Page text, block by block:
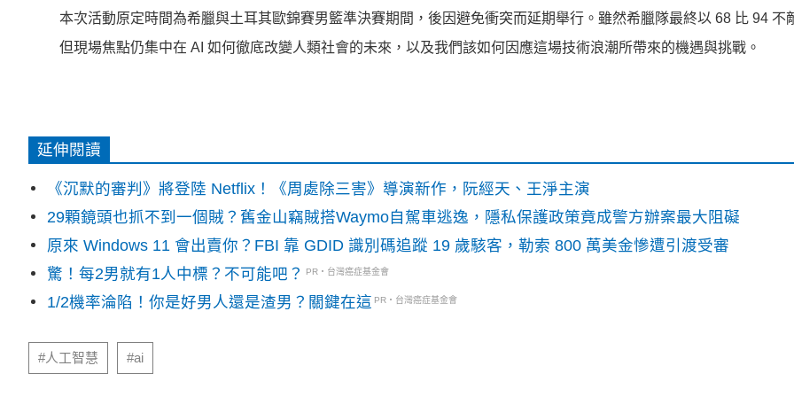
本次活動原定時間為希臘與土耳其歐錦賽男籃準決賽期間，後因避免衝突而延期舉行。雖然希臘隊最終以 68 比 94 不
但現場焦點仍集中在 AI 如何徹底改變人類社會的未來，以及我們該如何因應這場技術浪潮所帶來的機遇與挑戰。
延伸閱讀
《沉默的審判》將登陸 Netflix！《周處除三害》導演新作，阮經天、王淨主演
29顆鏡頭也抓不到一個賊？舊金山竊賊搭Waymo自駕車逃逸，隱私保護政策竟成警方辦案最大阻礙
原來 Windows 11 會出賣你？FBI 靠 GDID 識別碼追蹤 19 歲駭客，勒索 800 萬美金慘遭引渡受審
驚！每2男就有1人中標？不可能吧？
PR・台灣癌症基金會
1/2機率淪陷！你是好男人還是渣男？關鍵在這 PR・台灣癌症基金會
#人工智慧 #ai